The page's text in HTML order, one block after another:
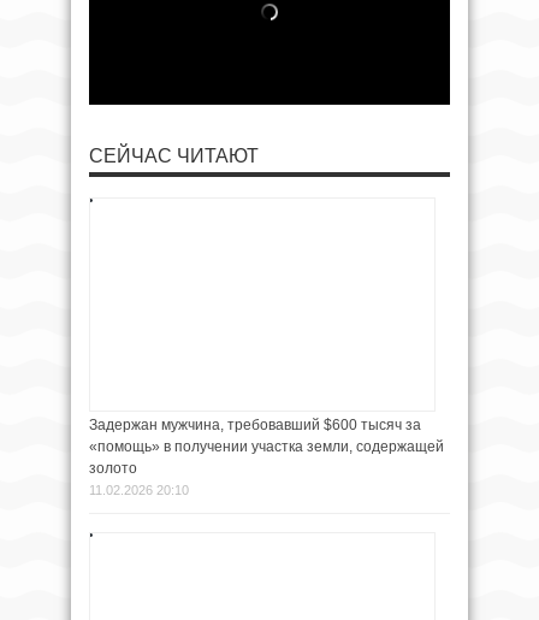
СЕЙЧАС ЧИТАЮТ
Задержан мужчина, требовавший $600 тысяч за
«помощь» в получении участка земли, содержащей
золото
11.02.2026 20:10